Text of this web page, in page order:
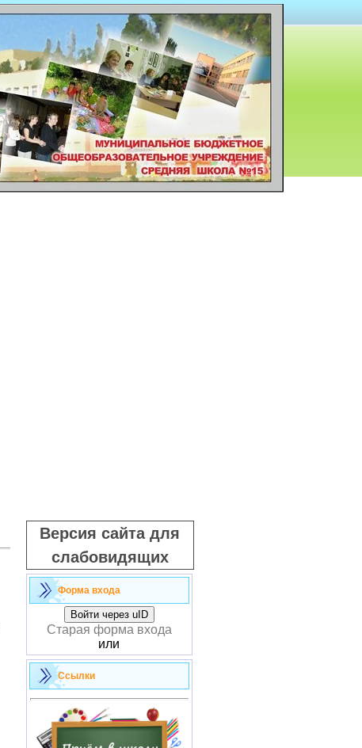
Версия сайта для
слабовидящих
Форма входа
Войти через uID
Старая форма входа
или
Ссылки